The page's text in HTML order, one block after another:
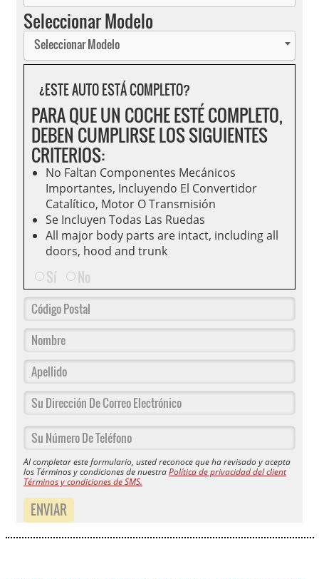
Seleccionar Modelo
Seleccionar Modelo
¿ESTE AUTO ESTÁ COMPLETO?
PARA QUE UN COCHE ESTÉ COMPLETO,
DEBEN CUMPLIRSE LOS SIGUIENTES
CRITERIOS:
No Faltan Componentes Mecánicos
Importantes, Incluyendo El Convertidor
Catalítico, Motor O Transmisión
Se Incluyen Todas Las Ruedas
All major body parts are intact, including all
doors, hood and trunk
Sí No
Al completar este formulario, usted reconoce que ha revisado y acepta
los Términos y condiciones de nuestraPolítica de privacidad del client
Términos y condiciones de SMS.
ENVIAR